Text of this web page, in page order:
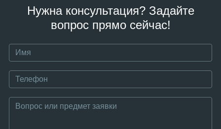
Нужна консультация? Задайте
вопрос прямо сейчас!